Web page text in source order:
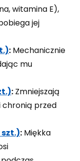
witamina E),
jej
: Mechanicznie
mu
: Zmniejszają
chronią przed
szt.): Miękka